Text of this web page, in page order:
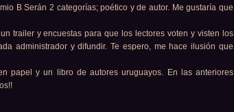
B Serán 2 categorías; poético y de autor. Me gustaría que
trailer y encuestas para que los lectores voten y visten los
administrador y difundir. Te espero, me hace ilusión que
papel y un libro de autores uruguayos. En las anteriores